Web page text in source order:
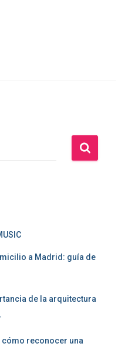
a Madrid: guía de
de la arquitectura
cómo reconocer una